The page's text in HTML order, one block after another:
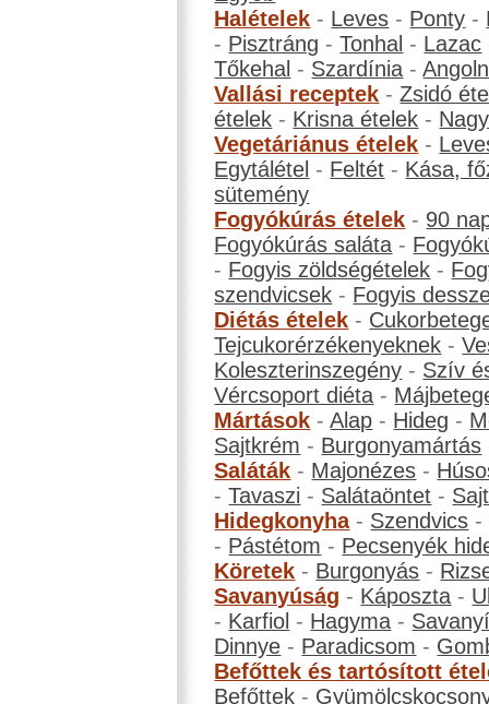
Halételek - Leves - Ponty -
- Pisztráng -Tonhal - Lazac
Tőkehal - Szardínia -
Vallási receptek -Zsidó
ételek - Krisna ételek -
Vegetáriánus ételek -
Egytálétel - Feltét - Kása,
sütemény
Fogyókúrás ételek - 90
Fogyókúrás saláta -
- Fogyis zöldségételek -
szendvicsek - Fogyis
Diétás ételek -
Tejcukorérzékenyeknek -
Koleszterinszegény - Szív
Vércsoport diéta -
Mártások -Alap - Hideg -
Sajtkrém - Burgonyamártás
Saláták - Majonézes -
-Tavaszi - Salátaöntet -
Hidegkonyha- Szendvics -
- Pástétom - Pecsenyék
Köretek - Burgonyás -
Savanyúság - Káposzta -
- Karfiol - Hagyma -
Dinnye - Paradicsom -
Befőttek és tartósított
Befőttek -